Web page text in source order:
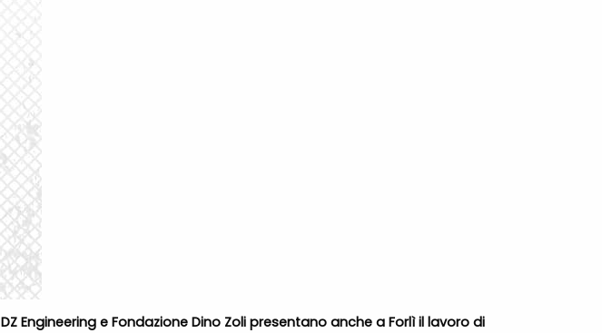
DZ Engineering e Fondazione Dino Zoli presentano anche a Forlì il lavoro di